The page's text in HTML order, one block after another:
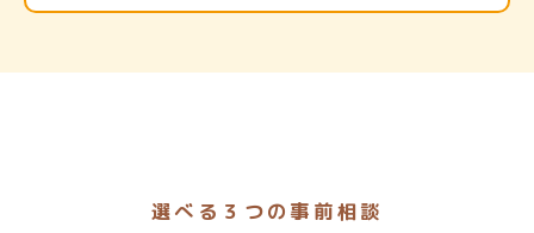
選べる３つの事前相談